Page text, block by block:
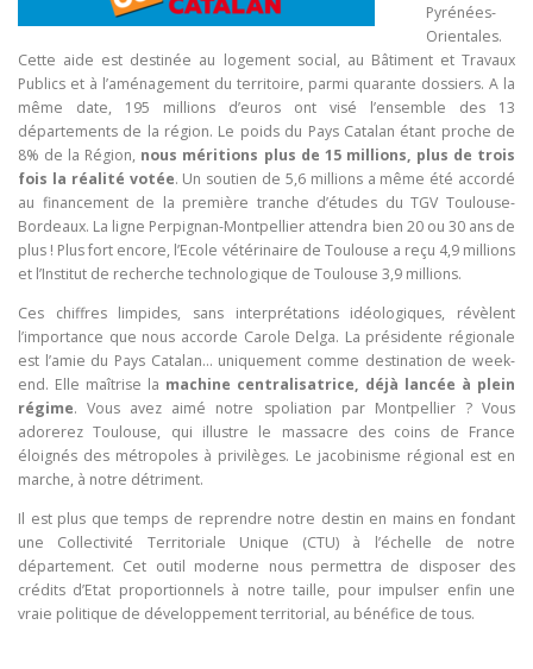
Pyrénées-
Orientales.
Cette aide est destinée au logement social, au Bâtiment et Travaux
Publics et à l’aménagement du territoire, parmi quarante dossiers. A la
même date, 195 millions d’euros ont visé l’ensemble des 13
départements de la région. Le poids du Pays Catalan étant proche de
8% de la Région, nous méritions plus de 15 millions, plus de trois
fois la réalité votée. Un soutien de 5,6 millions a même été accordé
au financement de la première tranche d’études du TGV Toulouse-
Bordeaux. La ligne Perpignan-Montpellier attendra bien 20 ou 30 ans de
plus ! Plus fort encore, l’Ecole vétérinaire de Toulouse a reçu 4,9 millions
et l’Institut de recherche technologique de Toulouse 3,9 millions.
Ces chiffres limpides, sans interprétations idéologiques, révèlent
l’importance que nous accorde Carole Delga. La présidente régionale
est l’amie du Pays Catalan… uniquement comme destination de week-
end. Elle maîtrise la machine centralisatrice, déjà lancée à plein
régime. Vous avez aimé notre spoliation par Montpellier ? Vous
adorerez Toulouse, qui illustre le massacre des coins de France
éloignés des métropoles à privilèges. Le jacobinisme régional est en
marche, à notre détriment.
Il est plus que temps de reprendre notre destin en mains en fondant
une Collectivité Territoriale Unique (CTU) à l’échelle de notre
département. Cet outil moderne nous permettra de disposer des
crédits d’Etat proportionnels à notre taille, pour impulser enfin une
vraie politique de développement territorial, au bénéfice de tous.